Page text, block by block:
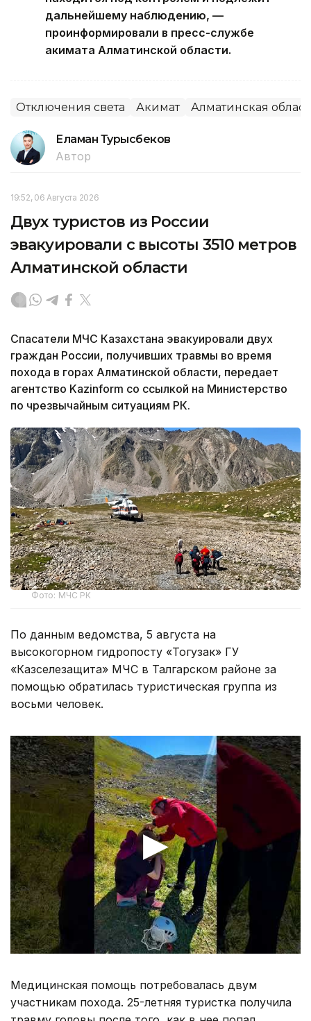
дальнейшему наблюдению, —
проинформировали в пресс-службе
акимата Алматинской области.
Отключения света Акимат Алматинская
Еламан Турысбеков
Автор
19:52, 06 Августа 2026
Двух туристов из России
эвакуировали с высоты 3510 метров
Алматинской области
Спасатели МЧС Казахстана эвакуировали двух
граждан России, получивших травмы во время
похода в горах Алматинской области, передает
агентство Kazinform со ссылкой на Министерство
по чрезвычайным ситуациям РК.
Фото: МЧС РК
По данным ведомства, 5 августа на
высокогорном гидропосту «Тогузак» ГУ
«Казселезащита» МЧС в Талгарском районе за
помощью обратилась туристическая группа из
восьми человек.
Медицинская помощь потребовалась двум
участникам похода. 25-летняя туристка получила